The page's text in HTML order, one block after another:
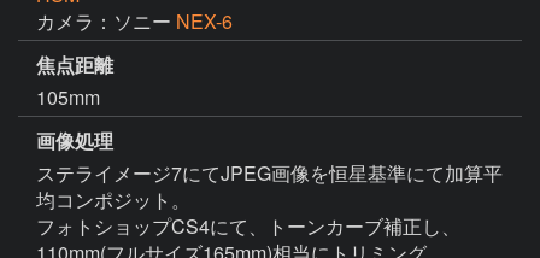
カメラ：ソニー NEX-6
焦点距離
105mm
画像処理
ステライメージ7にてJPEG画像を恒星基準にて加算平
均コンポジット。
フォトショップCS4にて、トーンカーブ補正し、
110mm(フルサイズ165mm)相当にトリミング。